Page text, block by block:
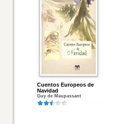
Cuentos Europeos de
Navidad
Guy de Maupassant